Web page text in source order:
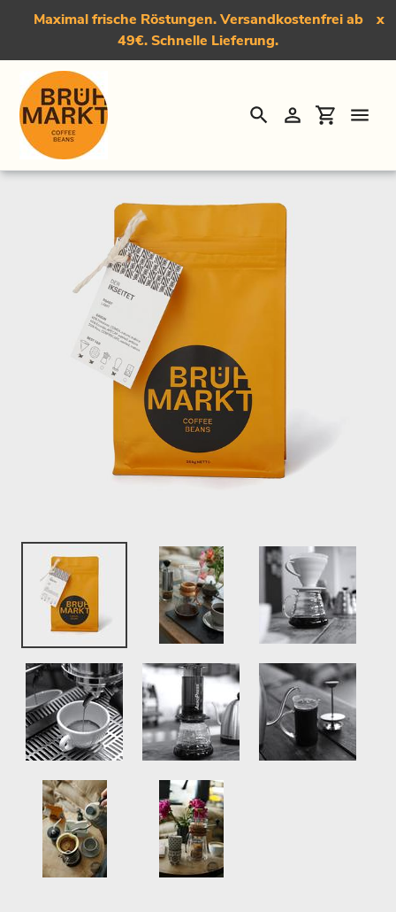
Direkt
Maximal frische Röstungen. Versandkostenfrei ab
49€. Schnelle Lieferung.
x
SuchenEinloggen
Startseite › Der Ikseitet, Light Roast Kaffee